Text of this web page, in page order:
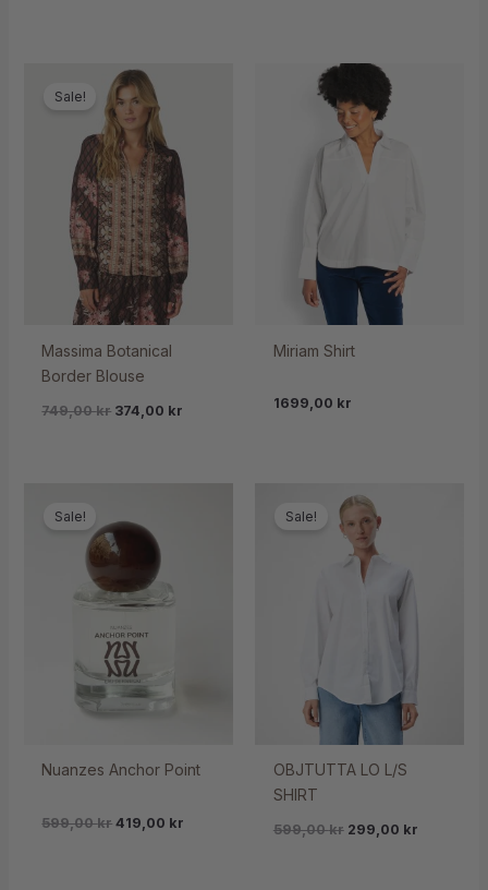
Sale!
Massima Botanical
Border Blouse
749,00kr 374,00 kr
Miriam Shirt
1699,00 kr
Sale!
Nuanzes Anchor Point
599,00kr 419,00 kr
Sale!
OBJTUTTA LO L/S
SHIRT
599,00kr 299,00 kr